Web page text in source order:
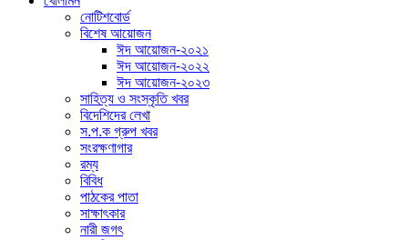
নোটিশবোর্ড
বিশেষ আয়োজন
ঈদ আয়োজন-২০২১
ঈদ আয়োজন-২০২২
ঈদ আয়োজন-২০২৩
সাহিত্য ও সংস্কৃতি খবর
বিদেশিদের লেখা
স.প.ক গ্রুপ খবর
সংরক্ষণাগার
রম্য
বিবিধ
পাঠকের পাতা
সাক্ষাৎকার
নারী জগৎ